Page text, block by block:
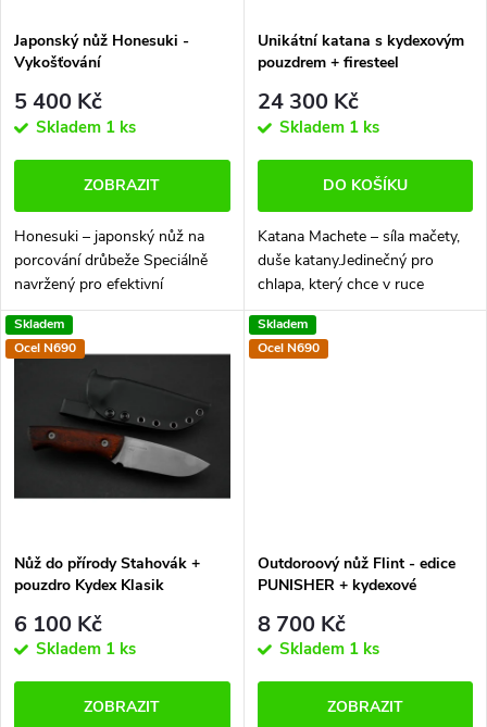
p
r
o
d
u
k
ů
s
p
r
o
d
u
k
ů
Japonský nůž Honesuki -
Vykošťování
5 400 Kč
Skladem 1 ks
ZOBRAZIT
Honesuki – japonský nůž na
porcování drůbeže Speciálně
navržený pro efektivní
oddělování masa od kostí. Jeho
tenká čepel a ostrý hrot
umožňují přesné a snadné
krájení kolem...
Unikátní katana s kydexovým
pouzdrem + firesteel
24 300 Kč
Skladem 1 ks
DO KOŠÍKU
Katana Machete – síla mačety,
duše katany.Jedinečný pro
chlapa, který chce v ruce
pořádný kus poctivé práce.
Dlouhá čepel, černý DLC povlak,
japonský styl a funkčnost pro
Skladem
Ocel N690
Nůž do přírody Stahovák +
pouzdro Kydex Klasik
6 100 Kč
Skladem 1 ks
ZOBRAZIT
Skladem
Ocel N690
Outdoroový nůž Flint - edice
PUNISHER + kydexové
8 700 Kč
Skladem 1 ks
ZOBRAZIT